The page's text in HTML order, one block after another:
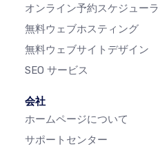
オンライン予約スケジュー
無料ウェブホスティング
無料ウェブサイトデザイン
SEO サービス
会社
ホームページについて
サポートセンター